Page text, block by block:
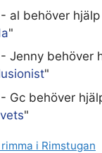
al behöver
"
Jenny behöver
"
Gc behöver
"
i Rimstugan